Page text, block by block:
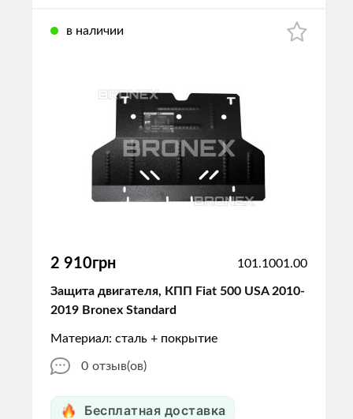
в наличии
2 910грн 101.1001.00
Защита двигателя, КПП Fiat 500 USA 2010-
2019 Bronex Standard
Материал: сталь + покрытие
0 отзыв(ов)
Бесплатная доставка